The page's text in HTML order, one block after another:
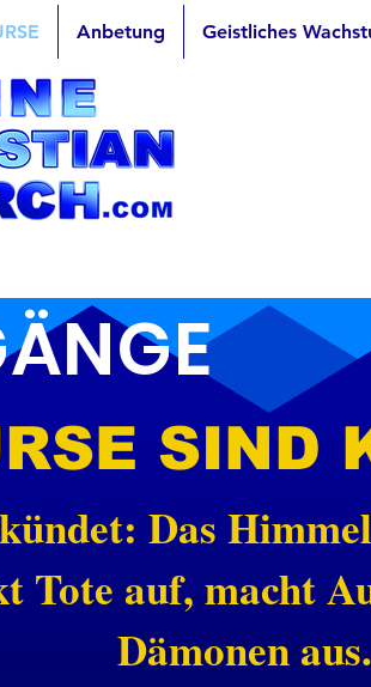
Anbetung Geistliches
SIND
Das
Tote auf, macht
Dämonen aus.